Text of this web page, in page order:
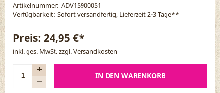
Artikelnummer: ADV15900051
Verfügbarkeit: Sofort versandfertig, Lieferzeit 2-3 Tage**
Preis:24,95 €*
inkl. ges. MwSt. zzgl.Versandkosten
IN DEN WARENKORB